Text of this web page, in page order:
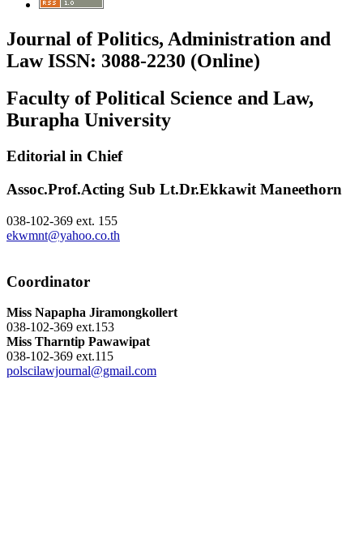
Journal of Politics, Administration and
Law ISSN: 3088-2230 (Online)
Faculty of Political Science and Law,
Burapha University
Editorial in Chief
Assoc.Prof.Acting Sub Lt.Dr.Ekkawit Maneethorn
038-102-369 ext. 155
ekwmnt@yahoo.co.th
Coordinator
Miss Napapha Jiramongkollert
038-102-369 ext.153
Miss Tharntip Pawawipat
038-102-369 ext.115
polscilawjournal@gmail.com